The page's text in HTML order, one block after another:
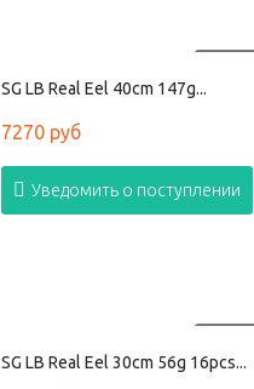
SG LB Real Eel 40cm 147g...
7270 руб
Уведомить о поступлении
SG LB Real Eel 30cm 56g 16pcs...